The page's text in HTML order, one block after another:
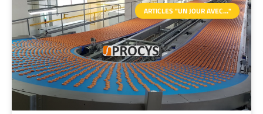
ARTICLES "UN JOUR AVEC…"